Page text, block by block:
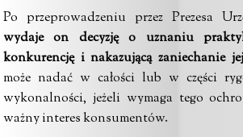
Po przeprowadzeniu przez Prezesa
wydaje on decyzję o uznaniu
konkurencję i nakazującą zaniechanie
może nadać w całości lub w części
wykonalności, jeżeli wymaga tego
ważny interes konsumentów.